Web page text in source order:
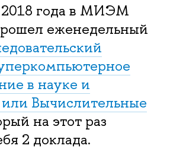
2018 года в МИЭМ
еженедельный
в науке и
Вычислительные
на этот раз
2 доклада.